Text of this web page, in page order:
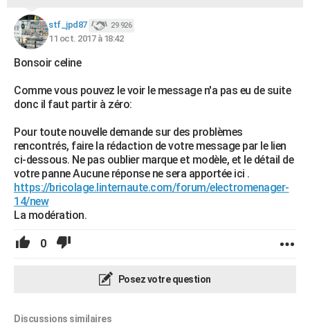
stf_jpd87 29 926
11 oct. 2017 à 18:42
Bonsoir celine
Comme vous pouvez le voir le message n'a pas eu de suite
donc il faut partir à zéro:
Pour toute nouvelle demande sur des problèmes
rencontrés, faire la rédaction de votre message par le lien
ci-dessous. Ne pas oublier marque et modèle, et le détail de
votre panne Aucune réponse ne sera apportée ici .
https://bricolage.linternaute.com/forum/electromenager-
14/new
La modération.
0
Posez votre question
Discussions similaires